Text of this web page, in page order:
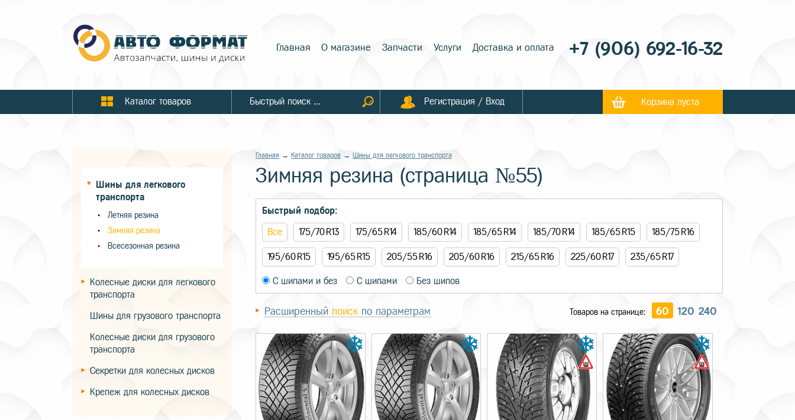
Главная О магазине Запчасти Услуги Доставка и оплата +7 (906) 692-16-32
Каталог товаров Регистрация / Вход Корзина пуста
Шины для легкового
транспорта
Летняя резина
Зимняя резина
Всесезонная резина
Колесные диски для легкового
транспорта
Шины для грузового транспорта
Колесные диски для грузового
транспорта
Секретки для колесных дисков
Крепеж для колесных дисков
Главная → Каталог товаров → Шины для легкового транспорта
Зимняя резина (страница №55)
Быстрый подбор:
Все 175/70 R13 175/65 R14 185/60 R14 185/65 R14 185/70 R14 185/65 R15 185/75 R16
195/60 R15 195/65 R15 205/55 R16 205/60 R16 215/65 R16 225/60 R17 235/65 R17
С шипами и без С шипами Без шипов
Расширенный поиск по параметрам Товаров на странице: 60 120 240